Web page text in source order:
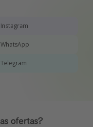
Instagram
WhatsApp
Telegram
ofertas?